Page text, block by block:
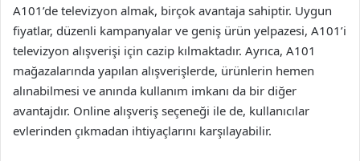
A101’de televizyon almak, birçok avantaja sahiptir. Uygun
fiyatlar, düzenli kampanyalar ve geniş ürün yelpazesi, A101’i
televizyon alışverişi için cazip kılmaktadır. Ayrıca, A101
mağazalarında yapılan alışverişlerde, ürünlerin hemen
alınabilmesi ve anında kullanım imkanı da bir diğer
avantajdır. Online alışveriş seçeneği ile de, kullanıcılar
evlerinden çıkmadan ihtiyaçlarını karşılayabilir.